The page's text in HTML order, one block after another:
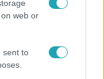
web or
sent to
Levente